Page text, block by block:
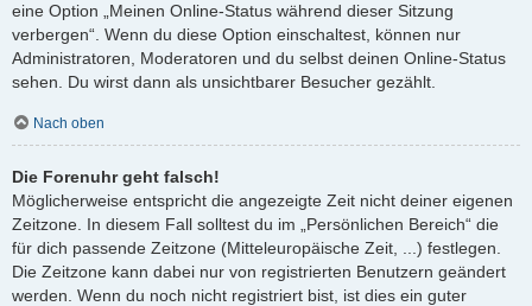
eine Option „Meinen Online-Status während dieser Sitzung
verbergen“. Wenn du diese Option einschaltest, können nur
Administratoren, Moderatoren und du selbst deinen Online-Status
sehen. Du wirst dann als unsichtbarer Besucher gezählt.
Nach oben
Die Forenuhr geht falsch!
Möglicherweise entspricht die angezeigte Zeit nicht deiner eigenen
Zeitzone. In diesem Fall solltest du im „Persönlichen Bereich“ die
für dich passende Zeitzone (Mitteleuropäische Zeit, ...) festlegen.
Die Zeitzone kann dabei nur von registrierten Benutzern geändert
werden. Wenn du noch nicht registriert bist, ist dies ein guter